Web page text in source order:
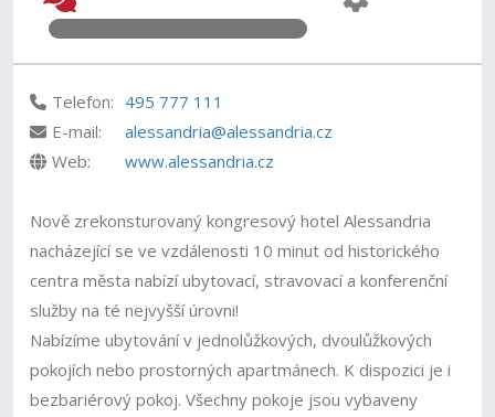
Telefon: 495 777 111
E-mail:
alessandria@alessandria.cz
Web:
www.alessandria.cz
Nově zrekonsturovaný kongresový hotel Alessandria
nacházející se ve vzdálenosti 10 minut od historického
centra města nabízí ubytovací, stravovací a konferenční
služby na té nejvyšší úrovni!
Nabízíme ubytování v jednolůžkových, dvoulůžkových
pokojích nebo prostorných apartmánech. K dispozici je i
bezbariérový pokoj. Všechny pokoje jsou vybaveny